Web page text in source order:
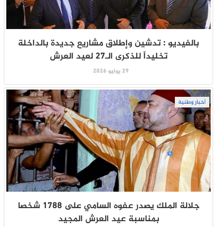
بالفيديو : تدشين وإطلاق مشاريع جديدة بالداخلة
تخليداً للذكرى الـ27 لعيد العرش
29 يوليو 2026
أخبار وطنية
جلالة الملك يصدر عفوه السامي على 1788 شخصا
بمناسبة عيد العرش المجيد